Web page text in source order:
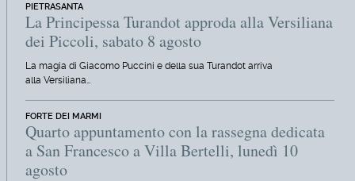
PIETRASANTA
La Principessa Turandot approda alla Versiliana
dei Piccoli, sabato 8 agosto
La magia di Giacomo Puccini e della sua Turandot arriva
alla Versiliana…
FORTE DEI MARMI
Quarto appuntamento con la rassegna dedicata
a San Francesco a Villa Bertelli, lunedì 10
agosto